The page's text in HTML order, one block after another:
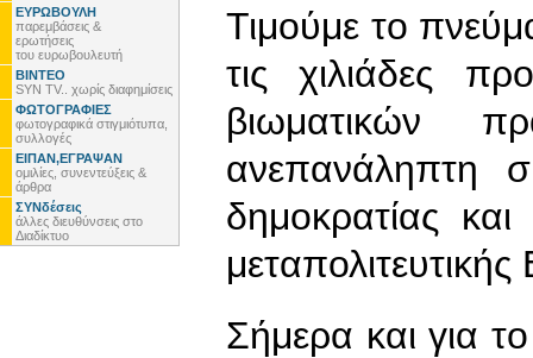
ΕΥΡΩΒΟΥΛΗ
παρεμβάσεις &
ερωτήσεις
του ευρωβουλευτή
ΒΙΝΤΕΟ
SYN TV.. χωρίς διαφημίσεις
ΦΩΤΟΓΡΑΦΙΕΣ
φωτογραφικά στιγμιότυπα,
συλλογές
ΕΙΠΑΝ,ΕΓΡΑΨΑΝ
ομιλίες, συνεντεύξεις &
άρθρα
ΣΥΝδέσεις
άλλες διευθύνσεις στο
Διαδίκτυο
Τιμούμε το
τις χιλιάδες
βιωματικών
ανεπανάληπτη
δημοκρατίας
Σήμερα και για